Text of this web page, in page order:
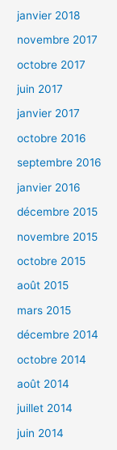
janvier 2018
novembre 2017
octobre 2017
juin 2017
janvier 2017
octobre 2016
septembre 2016
janvier 2016
décembre 2015
novembre 2015
octobre 2015
août 2015
mars 2015
décembre 2014
octobre 2014
août 2014
juillet 2014
juin 2014